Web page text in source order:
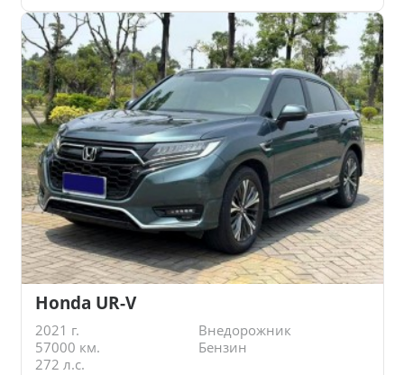
Honda UR-V
2021 г.
Внедорожник
57000 км.
Бензин
272 л.с.